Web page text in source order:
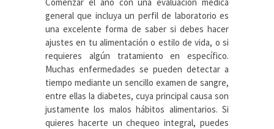
general que incluya un perfil de laboratorio es
una excelente forma de saber si debes hacer
ajustes en tu alimentación o estilo de vida, o si
requieres algún tratamiento en específico.
Muchas enfermedades se pueden detectar a
tiempo mediante un sencillo examen de sangre,
entre ellas la diabetes, cuya principal causa son
justamente los malos hábitos alimentarios. Si
quieres hacerte un chequeo integral, puedes